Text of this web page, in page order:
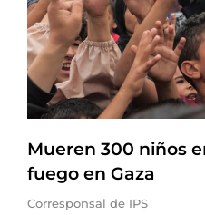
Mueren 300 niños
fuego en Gaza
Corresponsal de IPS